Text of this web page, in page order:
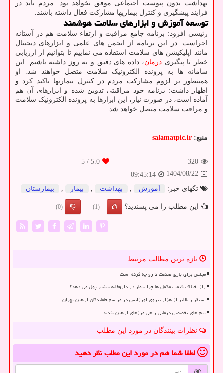
بهداشت بدون پیوست اجتماعی موفق نخواهد بود. مردم باید در
فرایند پیشگیری و کنترل بیماریها مشارکت فعال داشته باشند.
توسعه آموزش و ابزارهای سلامت هوشمند
رئیسی افزود: برنامه جامع مراقبت و ارتقاء سلامت هم در آستانه
اجراست. در این برنامه از انجمن های علمی و ابزارهای دیجیتال
مانند اپلیکیشن های سلامت استفاده می نماییم تا بتوانیم از ارزیابی
خطر تا پیگیری درمان، داده های دقیق و به روز داشته باشیم. این
سامانه ها به پرونده الکترونیک سلامت متصل خواهند شد. او
همینطور بر لزوم مشارکت مردم در کنترل بیماریها تاکید کرد و
اظهار داشت: برنامه خود مراقبتی تدوین شده و ابزارهای آن هم
آماده است، در صورت نیاز، این ابزارها به پرونده الکترونیک سلامت
و مراقب سلامت متصل خواهد شد.
منبع: salamatpic.ir
320
5.0
/ 5
1404/08/22
09:45:14
تگهای خبر:
آموزش بهداشت بیمار بیمارستان
این مطلب را می پسندید؟ (1)
(0)
تازه ترین مطالب مرتبط
مجلس برای یاری صنعت دارو چه کرده است
راز اختلاف قیمت مکمل ها چرا بیمار در داروخانه بیشتر پول می دهد؟
استقرار بالاتر از هزار نیروی اورژانس در مراسم جاماندگان اربعین تهران
تیم های تخصصی درمانی راهی مرزهای اربعین شدند
نظرات بینندگان در مورد این مطلب
لطفا شما همدر مورد این مطلبنظر دهید